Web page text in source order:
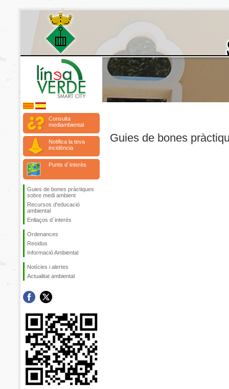
Consulta
mediambiental
Notifica la teva
incidència
Punts d`interès
Guies de bones pràctiques
sobre medi ambient
Recursos d'educació
ambiental
Enllaços d´interés
Ordenances
Residus
Informació Ambiental
Notícies i alertes
Actualitat ambiental
Guies de bones